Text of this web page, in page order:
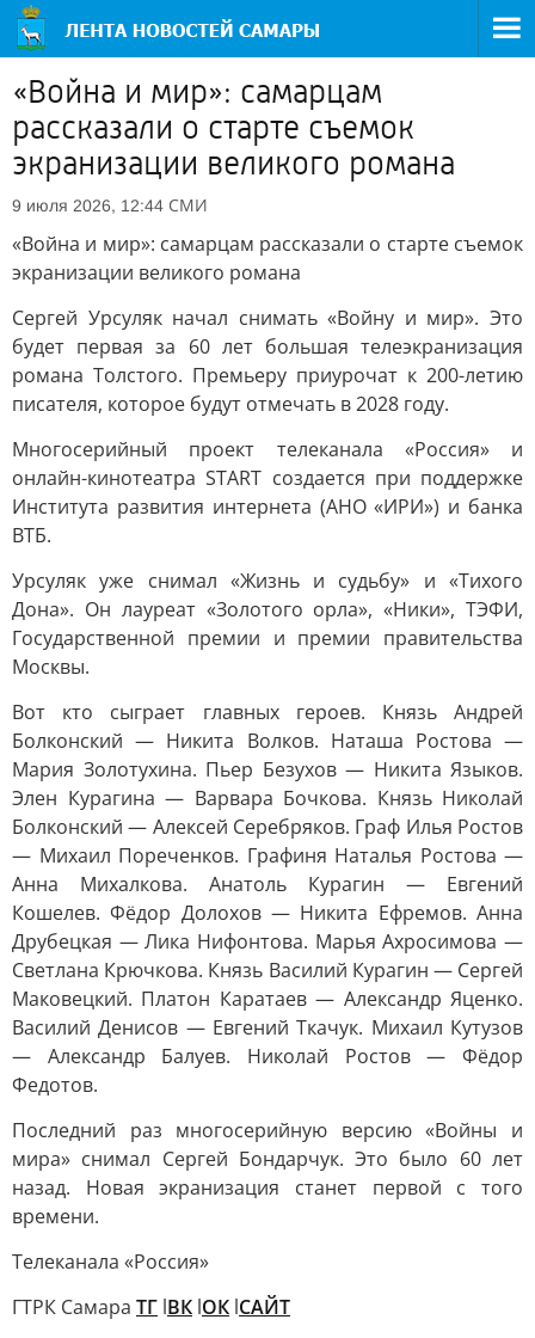
«Война и мир»: самарцам
рассказали о старте съемок
экранизации великого романа
9 июля 2026, 12:44 СМИ
«Война и мир»: самарцам рассказали о старте съемок
экранизации великого романа
Сергей Урсуляк начал снимать «Войну и мир». Это
будет первая за 60 лет большая телеэкранизация
романа Толстого. Премьеру приурочат к 200-летию
писателя, которое будут отмечать в 2028 году.
Многосерийный проект телеканала «Россия» и
онлайн-кинотеатра START создается при поддержке
Института развития интернета (АНО «ИРИ») и банка
ВТБ.
Урсуляк уже снимал «Жизнь и судьбу» и «Тихого
Дона». Он лауреат «Золотого орла», «Ники», ТЭФИ,
Государственной премии и премии правительства
Москвы.
Вот кто сыграет главных героев. Князь Андрей
Болконский — Никита Волков. Наташа Ростова —
Мария Золотухина. Пьер Безухов — Никита Языков.
Элен Курагина — Варвара Бочкова. Князь Николай
Болконский — Алексей Серебряков. Граф Илья Ростов
— Михаил Пореченков. Графиня Наталья Ростова —
Анна Михалкова. Анатоль Курагин — Евгений
Кошелев. Фёдор Долохов — Никита Ефремов. Анна
Друбецкая — Лика Нифонтова. Марья Ахросимова —
Светлана Крючкова. Князь Василий Курагин — Сергей
Маковецкий. Платон Каратаев — Александр Яценко.
Василий Денисов — Евгений Ткачук. Михаил Кутузов
— Александр Балуев. Николай Ростов — Фёдор
Федотов.
Последний раз многосерийную версию «Войны и
мира» снимал Сергей Бондарчук. Это было 60 лет
назад. Новая экранизация станет первой с того
времени.
Телеканала «Россия»
ГТРК Самара ТГ lВК lОК lСАЙТ